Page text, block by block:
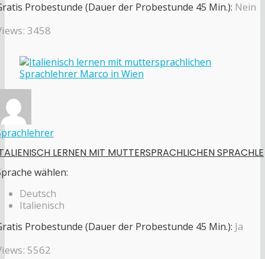
Probestunde (Dauer der Probestunde 45 Min.): Nein
3458
LERNEN MIT MUTTERSPRACHLICHEN SPRACHLE
wählen:
Deutsch
Italienisch
Probestunde (Dauer der Probestunde 45 Min.): Ja
5562